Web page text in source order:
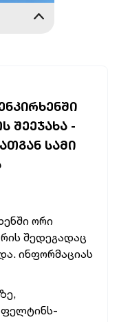
ᲨᲔᲔᲯᲐᲮᲐ -
ᲡᲐᲛᲘ
ორი
შედეგადაც
ინფორმაციას
ფელტინს-